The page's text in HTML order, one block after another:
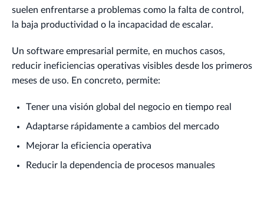
suelen enfrentarse a problemas como la falta de control,
la baja productividad o la incapacidad de escalar.
Un software empresarial permite, en muchos casos,
reducir ineficiencias operativas visibles desde los primeros
meses de uso. En concreto, permite:
Tener una visión global del negocio en tiempo real
Adaptarse rápidamente a cambios del mercado
Mejorar la eficiencia operativa
Reducir la dependencia de procesos manuales